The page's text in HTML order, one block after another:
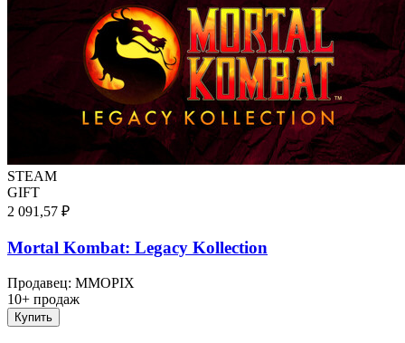
STEAM
GIFT
2 091,57 ₽
Mortal Kombat: Legacy Kollection
Продавец: MMOPIX
10+ продаж
Купить